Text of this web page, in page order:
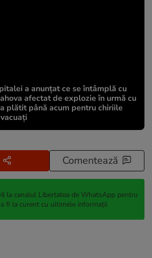
a anunțat ce se întâmplă cu
afectat de explozie în urmă cu
plătit până acum pentru chiriile
Comentează
la canalul Libertatea de WhatsApp pentru
a fi la curent cu ultimele informații